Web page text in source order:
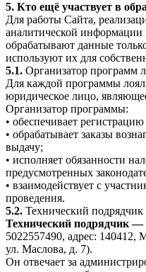
5. Кто ещё участвует в
Для работы Сайта,
аналитической
обрабатывают данные
используют их для
5.1. Организатор программ
Для каждой программы
юридическое лицо,
Организатор программы:
• обеспечивает
• обрабатывает заказы
выдачу;
• исполняет обязанности
предусмотренных
• взаимодействует с
проведения.
5.2. Технический
Технический
5022557490, адрес: 140412,
ул. Маслова, д. 7).
Он отвечает за